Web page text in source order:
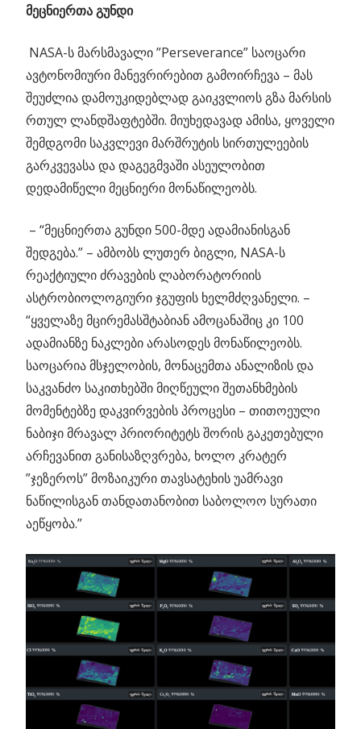
მეცნიერთა გუნდი
NASA-ს მარსმავალი ”Perseverance” საოცარი
ავტონომიური მანევრირებით გამოირჩევა – მას
შეუძლია დამოუკიდებლად გაიკვლიოს გზა მარსის
რთულ ლანდშაფტებში. მიუხედავად ამისა, ყოველი
შემდგომი საკვლევი მარშრუტის სირთულეების
გარკვევასა და დაგეგმვაში ასეულობით
დედამიწელი მეცნიერი მონაწილეობს.
– “მეცნიერთა გუნდი 500-მდე ადამიანისგან
შედგება.” – ამბობს ლუთერ ბიგლი, NASA-ს
რეაქტიული ძრავების ლაბორატორიის
ასტრობიოლოგიური ჯგუფის ხელმძღვანელი. –
“ყველაზე მცირემასშტაბიან ამოცანაშიც კი 100
ადამიანზე ნაკლები არასოდეს მონაწილეობს.
საოცარია მსჯელობის, მონაცემთა ანალიზის და
საკვანძო საკითხებში მიღწეული შეთანხმების
მომენტებზე დაკვირვების პროცესი – თითოეული
ნაბიჯი მრავალ პრიორიტეტს შორის გაკეთებული
არჩევანით განისაზღვრება, ხოლო კრატერ
”ჯეზეროს” მოზაიკური თავსატეხის უამრავი
ნაწილისგან თანდათანობით საბოლოო სურათი
აეწყობა.”